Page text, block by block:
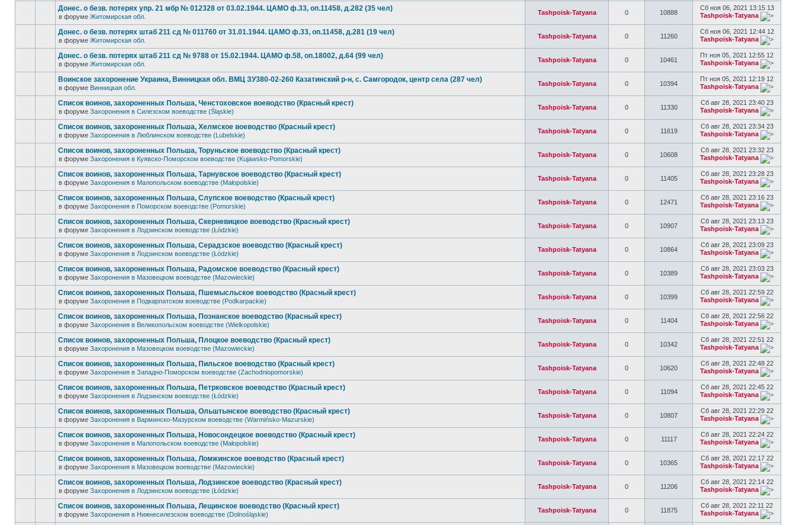
Донес. о безв. потерях упр. 21 мбр № 012328 от 03.02.1944. ЦАМО ф.33, оп.11458, д.282 (35 чел)
в форуме Житомирская обл.
Tashpoisk-Tatyana 0 10888
Сб ноя 06, 2021 13:15 13
Tashpoisk-Tatyana
Донес. о безв. потерях штаб 211 сд № 011760 от 31.01.1944. ЦАМО ф.33, оп.11458, д.281 (19 чел)
в форуме Житомирская обл.
Tashpoisk-Tatyana 0 11260
Сб ноя 06, 2021 12:44 12
Tashpoisk-Tatyana
Донес. о безв. потерях штаб 211 сд № 9788 от 15.02.1944. ЦАМО ф.58, оп.18002, д.64 (99 чел)
в форуме Житомирская обл.
Tashpoisk-Tatyana 0 10461
Пт ноя 05, 2021 12:55 12
Tashpoisk-Tatyana
Воинское захоронение Украина, Винницкая обл. ВМЦ ЗУ380-02-260 Казатинский р-н, с. Самгородок, центр села (287 чел)
в форуме Винницкая обл.
Tashpoisk-Tatyana 0 10394
Пт ноя 05, 2021 12:19 12
Tashpoisk-Tatyana
Список воинов, захороненных Польша, Ченстоховское воеводство (Красный крест)
в форуме Захоронения в Силезском воеводстве (Śląskie)
Tashpoisk-Tatyana 0 11330
Сб авг 28, 2021 23:40 23
Tashpoisk-Tatyana
Список воинов, захороненных Польша, Хелмское воеводство (Красный крест)
в форуме Захоронения в Люблинском воеводстве (Lubelskie)
Tashpoisk-Tatyana 0 11619
Сб авг 28, 2021 23:34 23
Tashpoisk-Tatyana
Список воинов, захороненных Польша, Торуньское воеводство (Красный крест)
в форуме Захоронения в Куявско-Поморском воеводстве (Kujawsko-Pomorskie)
Tashpoisk-Tatyana 0 10608
Сб авг 28, 2021 23:32 23
Tashpoisk-Tatyana
Список воинов, захороненных Польша, Тарнувское воеводство (Красный крест)
в форуме Захоронения в Малопольском воеводстве (Małopolskie)
Tashpoisk-Tatyana 0 11405
Сб авг 28, 2021 23:28 23
Tashpoisk-Tatyana
Список воинов, захороненных Польша, Слупское воеводство (Красный крест)
в форуме Захоронения в Поморском воеводстве (Pomorskie)
Tashpoisk-Tatyana 0 12471
Сб авг 28, 2021 23:16 23
Tashpoisk-Tatyana
Список воинов, захороненных Польша, Скерневицкое воеводство (Красный крест)
в форуме Захоронения в Лодзинском воеводстве (Łódzkie)
Tashpoisk-Tatyana 0 10907
Сб авг 28, 2021 23:13 23
Tashpoisk-Tatyana
Список воинов, захороненных Польша, Серадзское воеводство (Красный крест)
в форуме Захоронения в Лодзинском воеводстве (Łódzkie)
Tashpoisk-Tatyana 0 10864
Сб авг 28, 2021 23:09 23
Tashpoisk-Tatyana
Список воинов, захороненных Польша, Радомское воеводство (Красный крест)
в форуме Захоронения в Мазовецком воеводстве (Mazowieckie)
Tashpoisk-Tatyana 0 10389
Сб авг 28, 2021 23:03 23
Tashpoisk-Tatyana
Список воинов, захороненных Польша, Пшемысльское воеводство (Красный крест)
в форуме Захоронения в Подкарпатском воеводстве (Podkarpackie)
Tashpoisk-Tatyana 0 10399
Сб авг 28, 2021 22:59 22
Tashpoisk-Tatyana
Список воинов, захороненных Польша, Познанское воеводство (Красный крест)
в форуме Захоронения в Великопольском воеводстве (Wielkopolskie)
Tashpoisk-Tatyana 0 11404
Сб авг 28, 2021 22:56 22
Tashpoisk-Tatyana
Список воинов, захороненных Польша, Плоцкое воеводство (Красный крест)
в форуме Захоронения в Мазовецком воеводстве (Mazowieckie)
Tashpoisk-Tatyana 0 10342
Сб авг 28, 2021 22:51 22
Tashpoisk-Tatyana
Список воинов, захороненных Польша, Пильское воеводство (Красный крест)
в форуме Захоронения в Западно-Поморском воеводстве (Zachodniopomorskie)
Tashpoisk-Tatyana 0 10620
Сб авг 28, 2021 22:48 22
Tashpoisk-Tatyana
Список воинов, захороненных Польша, Петрковское воеводство (Красный крест)
в форуме Захоронения в Лодзинском воеводстве (Łódzkie)
Tashpoisk-Tatyana 0 11094
Сб авг 28, 2021 22:45 22
Tashpoisk-Tatyana
Список воинов, захороненных Польша, Ольштынское воеводство (Красный крест)
в форуме Захоронения в Варминско-Мазурском воеводстве (Warmińsko-Mazurskie)
Tashpoisk-Tatyana 0 10807
Сб авг 28, 2021 22:29 22
Tashpoisk-Tatyana
Список воинов, захороненных Польша, Новосондецкое воеводство (Красный крест)
в форуме Захоронения в Малопольском воеводстве (Małopolskie)
Tashpoisk-Tatyana 0 11117
Сб авг 28, 2021 22:24 22
Tashpoisk-Tatyana
Список воинов, захороненных Польша, Ломжинское воеводство (Красный крест)
в форуме Захоронения в Мазовецком воеводстве (Mazowieckie)
Tashpoisk-Tatyana 0 10365
Сб авг 28, 2021 22:17 22
Tashpoisk-Tatyana
Список воинов, захороненных Польша, Лодзинское воеводство (Красный крест)
в форуме Захоронения в Лодзинском воеводстве (Łódzkie)
Tashpoisk-Tatyana 0 11206
Сб авг 28, 2021 22:14 22
Tashpoisk-Tatyana
Список воинов, захороненных Польша, Лещинское воеводство (Красный крест)
в форуме Захоронения в Нижнесилезском воеводстве (Dolnośląskie)
Tashpoisk-Tatyana 0 11875
Сб авг 28, 2021 22:11 22
Tashpoisk-Tatyana